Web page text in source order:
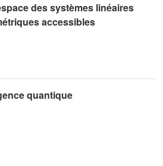
des systèmes linéaires
accessibles
quantique